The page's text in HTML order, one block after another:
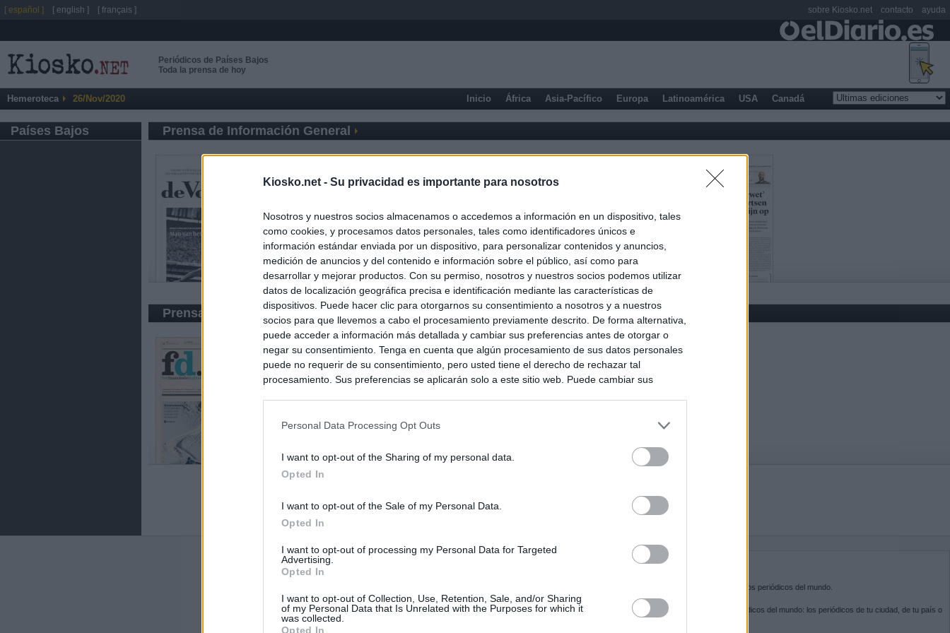
Kiosko.net - Su privacidad es importante para nosotros
Nosotros y nuestros socios almacenamos o accedemos a información en un dispositivo, tales
como cookies, y procesamos datos personales, tales como identificadores únicos e
información estándar enviada por un dispositivo, para personalizar contenidos y anuncios,
medición de anuncios y del contenido e información sobre el público, así como para
desarrollar y mejorar productos. Con su permiso, nosotros y nuestros socios podemos utilizar
datos de localización geográfica precisa e identificación mediante las características de
dispositivos. Puede hacer clic para otorgarnos su consentimiento a nosotros y a nuestros
socios para que llevemos a cabo el procesamiento previamente descrito. De forma alternativa,
puede acceder a información más detallada y cambiar sus preferencias antes de otorgar o
negar su consentimiento. Tenga en cuenta que algún procesamiento de sus datos personales
puede no requerir de su consentimiento, pero usted tiene el derecho de rechazar tal
procesamiento. Sus preferencias se aplicarán solo a este sitio web. Puede cambiar sus
Personal Data Processing Opt Outs
I want to opt-out of the Sharing of my personal data.
Opted In
I want to opt-out of the Sale of my Personal Data.
Opted In
I want to opt-out of processing my Personal Data for Targeted
Advertising.
Opted In
I want to opt-out of Collection, Use, Retention, Sale, and/or Sharing
of my Personal Data that Is Unrelated with the Purposes for which it
was collected.
Opted In
Periódicos de Países Bajos
Toda la prensa de hoy
Hemeroteca 26/Nov/2020 Inicio África Asia-Pacífico Europa Latinoamérica USA Canadá
Países Bajos Prensa de Información General
Prensa Económica
Últimas noticias
España o adoptará "medidas proporcionales"
SOBRE KIOSKO.NET
es la puerta de entrada a los periódicos del mundo.
Navega por las portadas de los periódicos del mundo: los periódicos de tu ciudad, de tu país o
del otro extremo del mundo.
[ español ] [ english ] [ français ] sobre Kiosko.net contacto ayuda